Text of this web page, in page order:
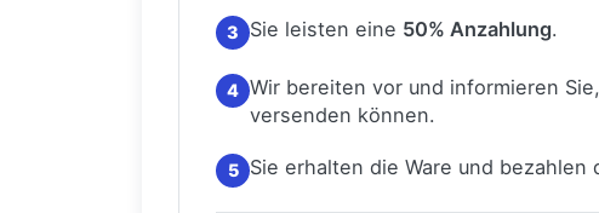
3 Sie leisten eine 50% Anzahlung.
4 Wir bereiten vor und informieren
versenden können.
5 Sie erhalten die Ware und bezahlen